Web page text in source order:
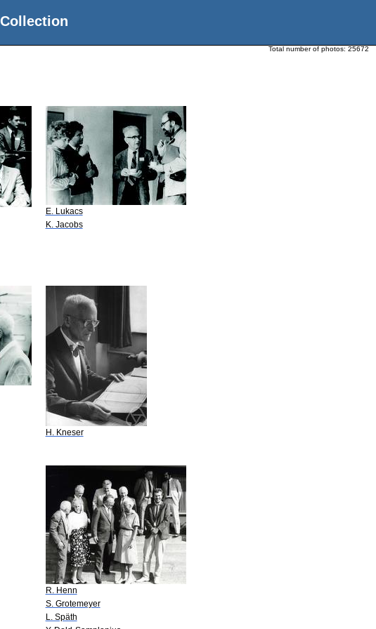
Total number of photos: 25672
E. Lukacs
K. Jacobs
H. Kneser
R. Henn
S. Grotemeyer
L. Späth